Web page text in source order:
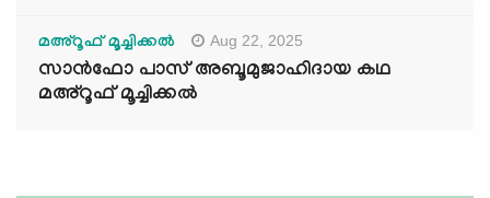
മഅ്റൂഫ് മൂച്ചിക്കല്‍ Aug 22, 2025
സാൻഫോ പാസ് അബൂമുജാഹിദായ കഥ
മഅ്റൂഫ് മൂച്ചിക്കല്‍